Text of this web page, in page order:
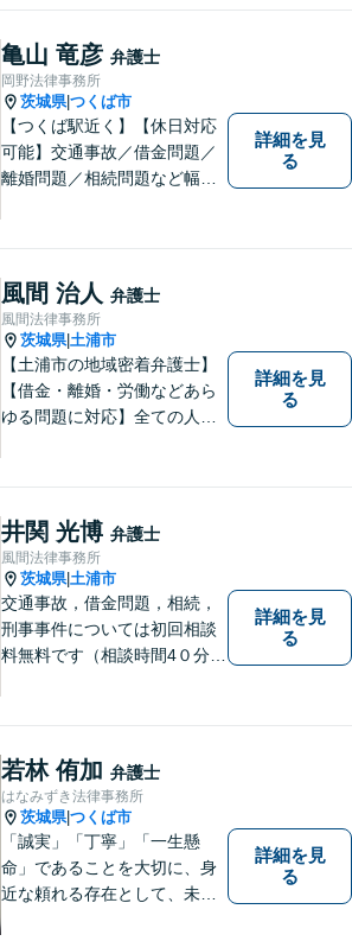
ほか、県内・県外対応しま
す。
亀山 竜彦 弁護士
岡野法律事務所
茨城県|つくば市
【つくば駅近く】【休日対応
可能】交通事故／借金問題／
離婚問題／相続問題など幅広
み、考え、依頼者様の希望を
実現するために精一杯努力い
たします。お気軽にご相談く
ださい。
詳細を見
る
風間 治人 弁護士
風間法律事務所
茨城県| 土浦市
【土浦市の地域密着弁護士】
【借金・離婚・労働などあら
ゆる問題に対応】全ての人へ
の将来を見据えた、納得の解
決を目指します。まずはお気
軽にご相談ください。【駐車
場有】
詳細を見
る
井関 光博 弁護士
風間法律事務所
茨城県| 土浦市
交通事故，借金問題，相続，
刑事事件については初回相談
料無料です（相談時間4０分ま
詳細を見
る
若林 侑加 弁護士
はなみずき法律事務所
茨城県|つくば市
「誠実」「丁寧」「一生懸
命」であることを大切に、身
近な頼れる存在として、未来
詳細を見
る